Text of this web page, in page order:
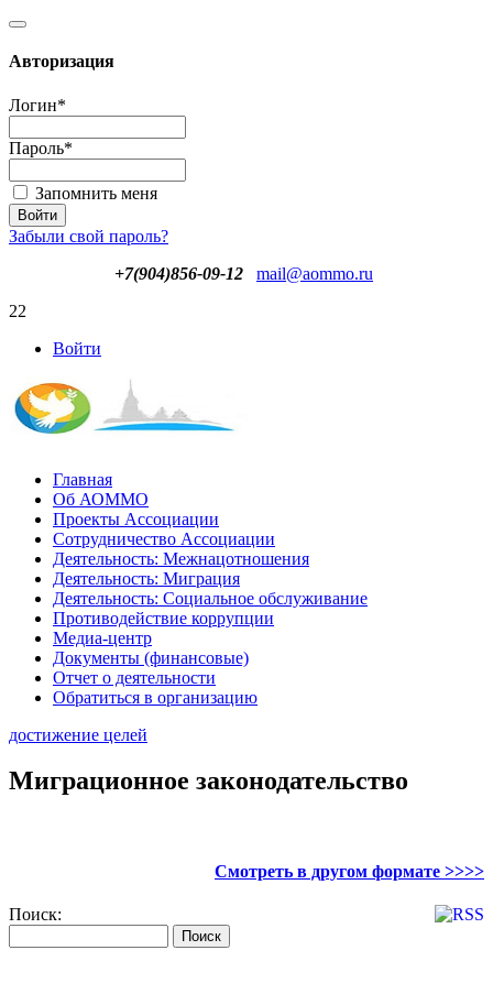
Авторизация
Логин*
Пароль*
Запомнить меня
Забыли свой пароль?
+7(904)856-09-12
mail@aommo.ru
22
Войти
Главная
Об АОММО
Проекты Ассоциации
Сотрудничество Ассоциации
Деятельность: Межнацотношения
Деятельность: Миграция
Деятельность: Социальное обслуживание
Противодействие коррупции
Медиа-центр
Документы (финансовые)
Отчет о деятельности
Обратиться в организацию
достижение целей
Миграционное законодательство
Смотреть в другом формате >>>>
Поиск: